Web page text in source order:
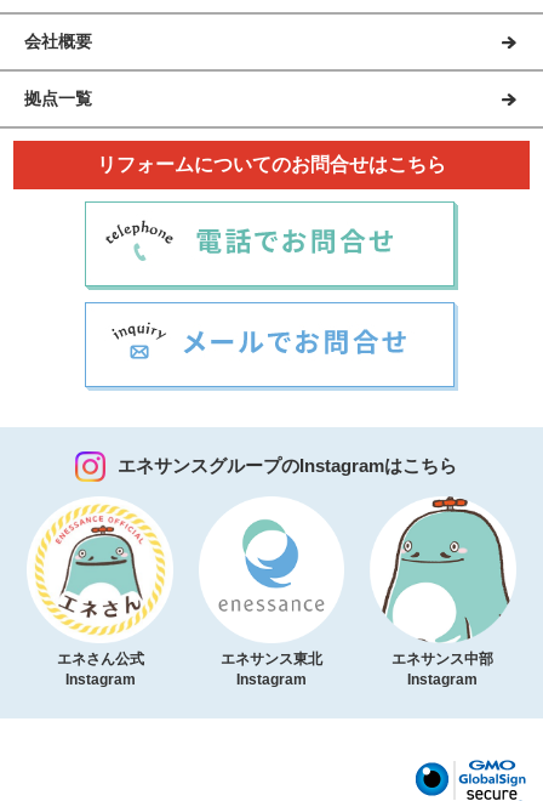
会社概要
拠点一覧
リフォームについてのお問合せはこちら
エネサンスグループのInstagramはこちら
エネさん公式
Instagram
エネサンス東北
Instagram
エネサンス中部
Instagram